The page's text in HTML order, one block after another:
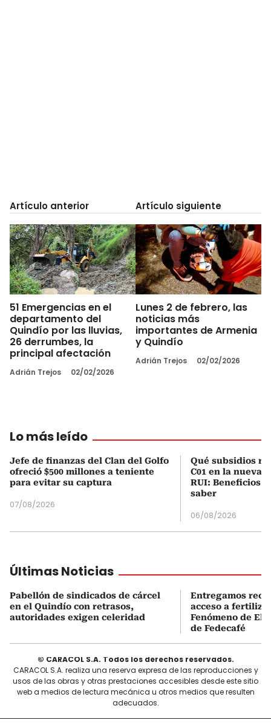
Artículo anterior
51 Emergencias en el
departamento del
Quindío por las lluvias,
26 derrumbes, la
principal afectación
Adrián Trejos 02/02/2026
Artículo siguiente
Lunes 2 de febrero, las
noticias más
importantes de Armenia
y Quindío
Adrián Trejos 02/02/2026
Lo más leído
Jefe de finanzas del Clan del Golfo
ofreció $500 millones a teniente
para evitar su captura
07/08/2026
Qué subsidios
C01 en la nueva
RUI: Beneficios
saber
06/08/2026
Últimas Noticias
Pabellón de sindicados de cárcel
en el Quindío con retrasos,
autoridades exigen celeridad
Entregamos
acceso a
Fenómeno de El
de Fedecafé
© CARACOL S.A. Todos los derechos reservados.
CARACOL S.A. realiza una reserva expresa de las reproducciones y
usos de las obras y otras prestaciones accesibles desde este sitio
web a medios de lectura mecánica u otros medios que resulten
adecuados.